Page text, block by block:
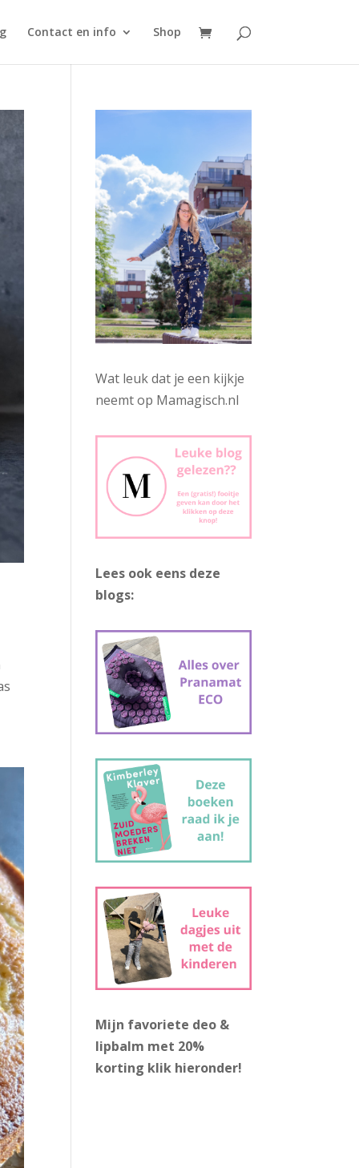
Contact en info Shop
Wat leuk dat je een kijkje
neemt op Mamagisch.nl
Lees ook eens deze
blogs:
Mijn favoriete deo &
lipbalm met 20%
korting klik hieronder!